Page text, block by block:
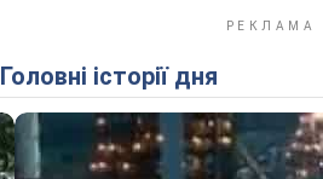
Головні історії дня